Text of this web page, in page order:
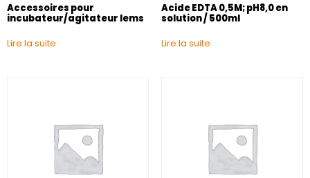
Accessoires pour
incubateur/agitateur Iems
Lire la suite
Acide EDTA 0,5M; pH8,0 en
solution / 500ml
Lire la suite